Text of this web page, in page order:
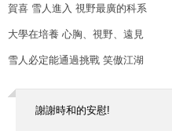
賀喜 雪人進入 視野最廣的科系
大學在培養 心胸、視野、遠見
雪人必定能通過挑戰 笑傲江湖
謝謝時和的安慰!